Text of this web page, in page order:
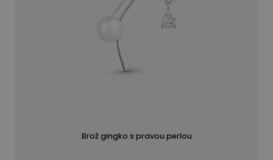
Brož gingko s pravou perlou